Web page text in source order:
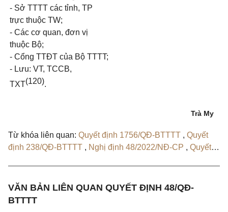
- Sở TTTT các tỉnh, TP
trực thuộc TW;
- Các cơ quan, đơn vị
thuộc Bộ;
- Cổng TTĐT của Bộ TTTT;
- Lưu: VT, TCCB,
TXT(120).
Trà My
Từ khóa liên quan: Quyết định 1756/QĐ-BTTTT , Quyết
định 238/QĐ-BTTTT , Nghị định 48/2022/NĐ-CP , Quyết
VĂN BẢN LIÊN QUAN QUYẾT ĐỊNH 48/QĐ-
BTTTT